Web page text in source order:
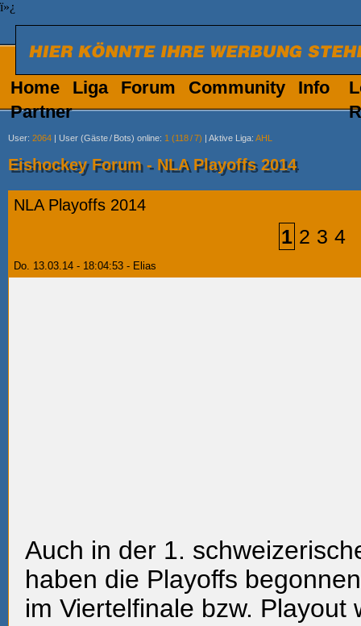
ï»¿
Home Liga Forum Community
Info
Partner
User: 2064 | User (Gäste/ Bots) online: 1 (118/7) | Aktive Liga: AHL
Eishockey Forum - NLA Playoffs 2014
NLA Playoffs 2014
1 2 3 4
Do. 13.03.14 - 18:04:53 - Elias
Auch in der 1.
haben die Playoffs
im Viertelfinale bzw. Playout